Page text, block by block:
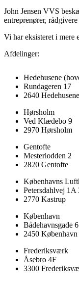
John Jensen VVS
entreprenører,
Vi har eksisteret i mere
Afdelinger:
Hedehusene
Rundageren 17
2640 Hedehusene
Hørsholm
Ved Klædebo 9
2970 Hørsholm
Gentofte
Mesterlodden 2
2820 Gentofte
Københavns
Petersdahlvej 1A
2770 Kastrup
København
Bådehavnsgade 6
2450
Frederiksværk
Åsebro 4F
3300